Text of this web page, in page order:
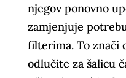
njegov ponovno
zamjenjuje
filterima. To znači
odlučite za šalicu